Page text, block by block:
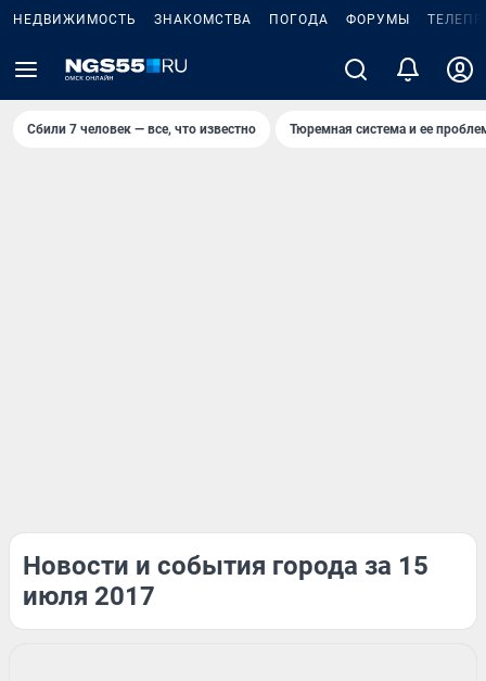
НЕДВИЖИМОСТЬ ЗНАКОМСТВА ПОГОДА ФОРУМЫ
Сбили 7 человек — все, что известно Тюремная система и ее
Новости и события города за 15
июля 2017